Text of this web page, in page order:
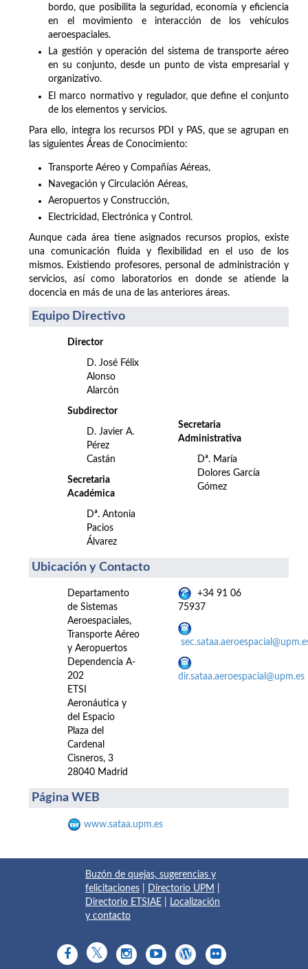
bordo, que posibilita la seguridad, economía y eficiencia
en el movimiento e interacción de los vehículos
aeroespaciales.
La gestión y operación del sistema de transporte aéreo
en su conjunto, desde un punto de vista empresarial y
organizativo.
El marco normativo y regulador, que define el conjunto
de los elementos y servicios.
Para ello, integra los recursos PDI y PAS, que se agrupan en
las siguientes Áreas de Conocimiento:
Transporte Aéreo y Compañías Aéreas,
Navegación y Circulación Aéreas,
Aeropuertos y Construcción,
Electricidad, Electrónica y Control.
Aunque cada área tiene asignados recursos propios, existe
una comunicación fluida y flexibilidad en el uso de los
mismos. Existiendo profesores, personal de administración y
servicios, así como laboratorios en donde se atiende la
docencia en más de una de las anteriores áreas.
Equipo Directivo
Director
D. José Félix
Alonso
Alarcón
Subdirector
D. Javier A.
Pérez
Castán
Secretaria
Académica
Dª. Antonia
Pacios
Álvarez
Secretaria
Administrativa
Dª. María
Dolores García
Gómez
Ubicación y Contacto
Departamento
de Sistemas
Aeroespaciales,
Transporte Aéreo
y Aeropuertos
Dependencia A-
202
ETSI
Aeronáutica y
del Espacio
Plaza del
Cardenal
Cisneros, 3
28040 Madrid
+34 91 06
75937
dir.sataa.aeroespacial@upm.es
Página WEB
www.sataa.upm.es
Buzón de quejas, sugerencias y
felicitaciones
Directorio UPM
Directorio ETSIAE
Localización
y contacto